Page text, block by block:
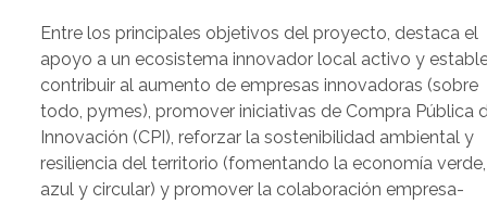
Entre los principales objetivos del proyecto, destaca el
apoyo a un ecosistema innovador local activo y
contribuir al aumento de empresas innovadoras (sobre
todo, pymes), promover iniciativas de Compra Pública
Innovación (CPI), reforzar la sostenibilidad ambiental y
resiliencia del territorio (fomentando la economía verde,
azul y circular) y promover la colaboración empresa-